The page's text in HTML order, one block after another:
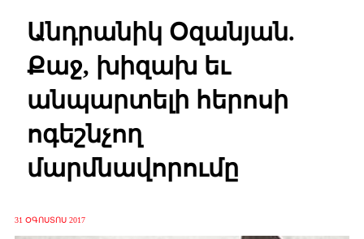
Անդրանիկ Օզանյան.
Քաջ, խիզախ եւ
անպարտելի հերոսի
ոգեշնչող
մարմնավորումը
31 ՕԳՈՍՏՈՍ 2017